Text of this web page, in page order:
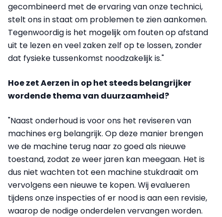
gecombineerd met de ervaring van onze technici,
stelt ons in staat om problemen te zien aankomen.
Tegenwoordig is het mogelijk om fouten op afstand
uit te lezen en veel zaken zelf op te lossen, zonder
dat fysieke tussenkomst noodzakelijk is."
Hoe zet Aerzen in op het steeds belangrijker
wordende thema van duurzaamheid?
"Naast onderhoud is voor ons het reviseren van
machines erg belangrijk. Op deze manier brengen
we de machine terug naar zo goed als nieuwe
toestand, zodat ze weer jaren kan meegaan. Het is
dus niet wachten tot een machine stukdraait om
vervolgens een nieuwe te kopen. Wij evalueren
tijdens onze inspecties of er nood is aan een revisie,
waarop de nodige onderdelen vervangen worden.